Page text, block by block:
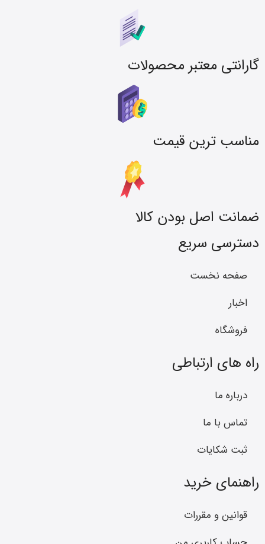
گارانتی معتبر محصولات
مناسب ترین قیمت
ضمانت اصل بودن کالا
دسترسی سریع
صفحه نخست
اخبار
فروشگاه
راه های ارتباطی
درباره ما
تماس با ما
ثبت شکایات
راهنمای خرید
قوانین و مقررات